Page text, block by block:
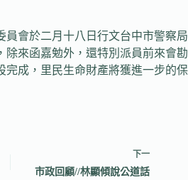
會於二月十八日行文台中市警察局
除來函嘉勉外，還特別派員前來會勘
完成，里民生命財產將獲進一步的保
下一
市政回顧//林顯傾說公道話